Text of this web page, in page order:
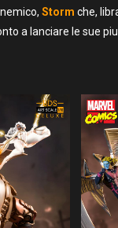
Storm che,
a lanciare le sue